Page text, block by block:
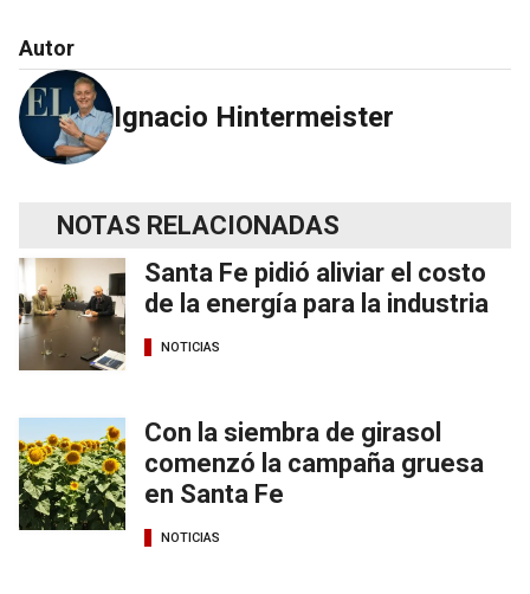
Autor
Ignacio Hintermeister
NOTAS RELACIONADAS
Santa Fe pidió aliviar el costo
de la energía para la industria
NOTICIAS
Con la siembra de girasol
comenzó la campaña gruesa
en Santa Fe
NOTICIAS